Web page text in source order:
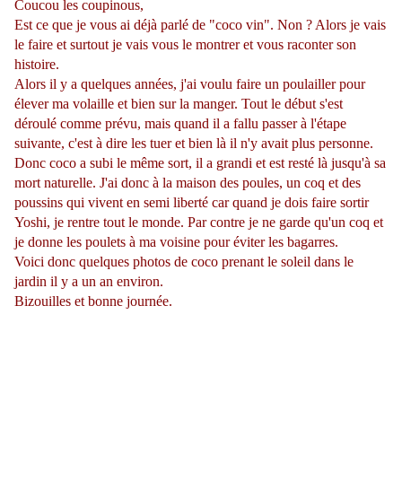
Coucou les coupinous,
Est ce que je vous ai déjà parlé de "coco vin". Non ? Alors je vais
le faire et surtout je vais vous le montrer et vous raconter son
histoire.
Alors il y a quelques années, j'ai voulu faire un poulailler pour
élever ma volaille et bien sur la manger. Tout le début s'est
déroulé comme prévu, mais quand il a fallu passer à l'étape
suivante, c'est à dire les tuer et bien là il n'y avait plus personne.
Donc coco a subi le même sort, il a grandi et est resté là jusqu'à sa
mort naturelle. J'ai donc à la maison des poules, un coq et des
poussins qui vivent en semi liberté car quand je dois faire sortir
Yoshi, je rentre tout le monde. Par contre je ne garde qu'un coq et
je donne les poulets à ma voisine pour éviter les bagarres.
Voici donc quelques photos de coco prenant le soleil dans le
jardin il y a un an environ.
Bizouilles et bonne journée.